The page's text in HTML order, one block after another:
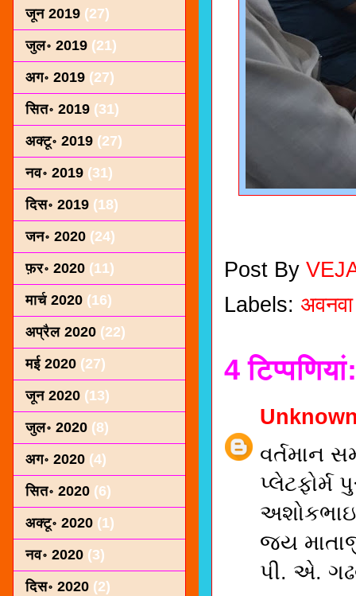
Post By
Labels:
4 टिप्‍पणियां:
વર્તમાન
પ્લેટફોર્મ
જય
પી. એ.
जून 2019 (27)
जुल॰ 2019 (21)
अग॰ 2019 (27)
सित॰ 2019 (31)
अक्टू॰ 2019 (27)
नव॰ 2019 (31)
दिस॰ 2019 (18)
जन॰ 2020 (24)
फ़र॰ 2020 (11)
मार्च 2020 (16)
अप्रैल 2020 (22)
मई 2020 (27)
जून 2020 (13)
जुल॰ 2020 (8)
अग॰ 2020 (4)
सित॰ 2020 (6)
अक्टू॰ 2020 (1)
नव॰ 2020 (3)
दिस॰ 2020 (2)